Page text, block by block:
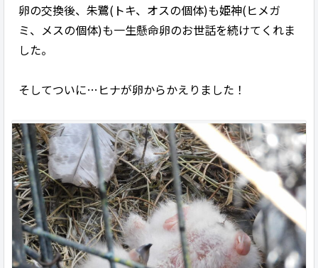
卵の交換後、朱鷺(トキ、オスの個体)も姫神(ヒメガ
ミ、メスの個体)も一生懸命卵のお世話を続けてくれま
した。
そしてついに…ヒナが卵からかえりました！